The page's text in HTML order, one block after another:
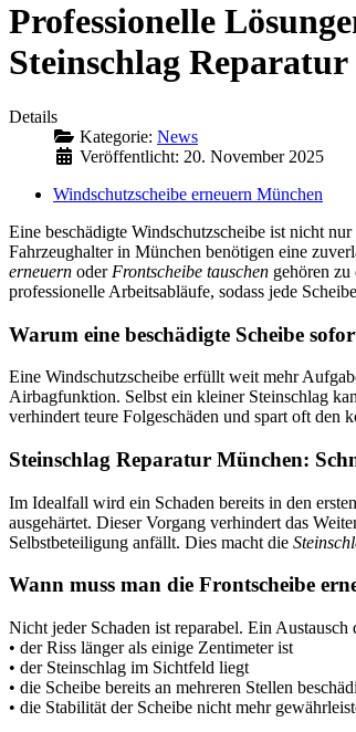
Professionelle
Steinschlag
Details
Kategorie: News
Veröffentlicht: 20. November 2025
Windschutzscheibe erneuern München
Eine beschädigte Windschutzscheibe ist nicht
Fahrzeughalter in München benötigen eine
erneuern oder Frontscheibe tauschen gehören
professionelle Arbeitsabläufe, sodass jede
Warum eine beschädigte Scheibe
Eine Windschutzscheibe erfüllt weit mehr
Airbagfunktion. Selbst ein kleiner Steinschlag
verhindert teure Folgeschäden und spart oft den
Steinschlag Reparatur München:
Im Idealfall wird ein Schaden bereits in den
ausgehärtet. Dieser Vorgang verhindert das
Selbstbeteiligung anfällt. Dies macht die
Wann muss man die Frontscheibe
Nicht jeder Schaden ist reparabel. Ein
• der Riss länger als einige Zentimeter ist
• der Steinschlag im Sichtfeld liegt
• die Scheibe bereits an mehreren Stellen
• die Stabilität der Scheibe nicht mehr